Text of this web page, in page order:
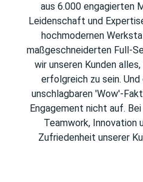
aus 6.000 engagierten
Leidenschaft und
hochmodernen
maßgeschneiderten Full-
wir unseren Kunden
erfolgreich zu sein.
unschlagbaren 'Wow'-
Engagement nicht auf.
Teamwork, Innovation
Zufriedenheit unserer